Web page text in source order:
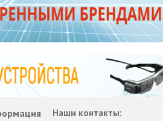
Наши контакты: